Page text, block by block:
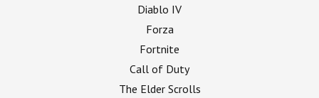
Diablo IV
Forza
Fortnite
Call of Duty
The Elder Scrolls